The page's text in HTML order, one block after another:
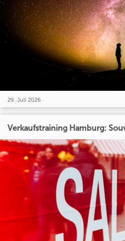
29. Juli 2026
Verkaufstraining Hamburg: